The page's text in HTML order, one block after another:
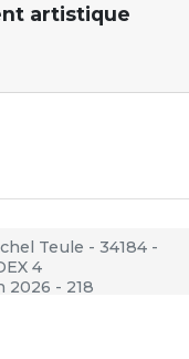
artistique
Teule - 34184 -
4
2026 - 218